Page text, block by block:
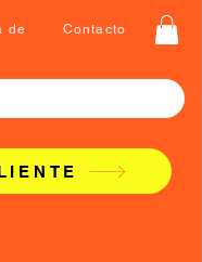
de Contacto